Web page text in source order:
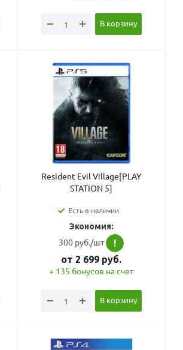
В корзину
Resident Evil Village[PLAY
STATION 5]
Есть в наличии
Экономия:
300 руб./шт
!
от 2 699 руб.
+ 135 бонусов на счет
В корзину